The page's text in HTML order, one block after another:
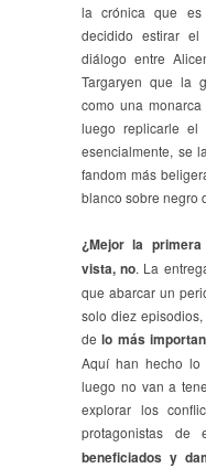
la crónica que es
decidido estirar
diálogo entre
Targaryen que la
como una
luego replicarle el
esencialmente, se
fandom más
blanco sobre negro
¿Mejor la
vista, no. La
que abarcar un
solo diez
delo más
Aquí han hecho lo
luego no van a
explorar los
protagonistas de
beneficiados y